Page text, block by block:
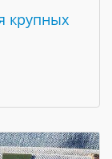
крупных